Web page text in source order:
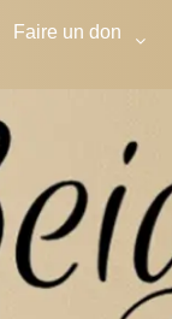
Faire un don